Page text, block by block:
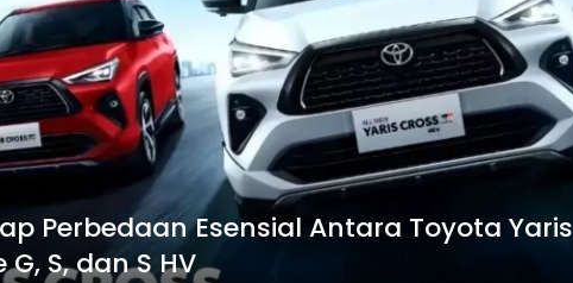
Perbedaan Esensial Antara Toyota Yaris
G, S, dan S HV